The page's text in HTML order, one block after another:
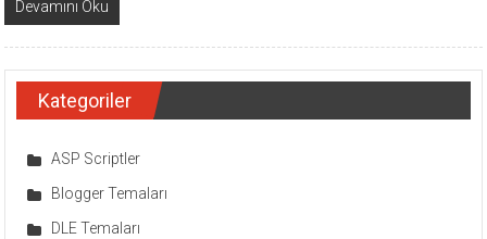
Devamını Oku
Kategoriler
ASP Scriptler
Blogger Temaları
DLE Temaları